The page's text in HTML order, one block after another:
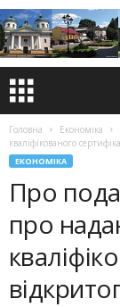
Головна Економіка
кваліфікованого
ЕКОНОМІКА
Про
про